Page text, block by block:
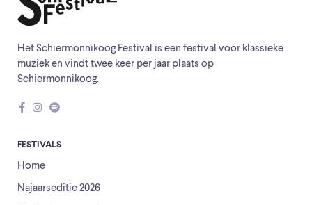
Het Schiermonnikoog Festival is een festival voor klassieke
muziek en vindt twee keer per jaar plaats op
Schiermonnikoog.
FESTIVALS
Home
Najaarseditie 2026